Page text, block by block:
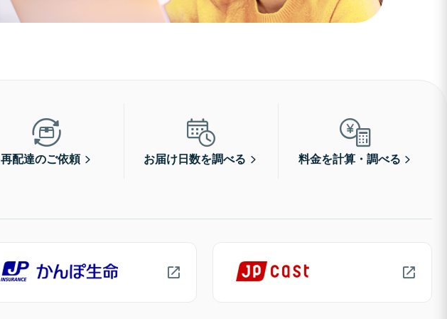
再配達のご依頼 お届け日数を調べる 料金を計算・調べる